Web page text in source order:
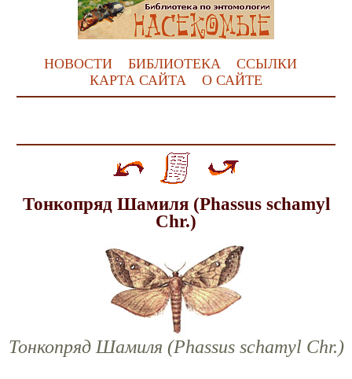
НОВОСТИ БИБЛИОТЕКА
ССЫЛКИ
КАРТА САЙТА
О САЙТЕ
Тонкопряд Шамиля (Phassus schamyl
Chr.)
Тонкопряд Шамиля (Phassus schamyl Chr.)